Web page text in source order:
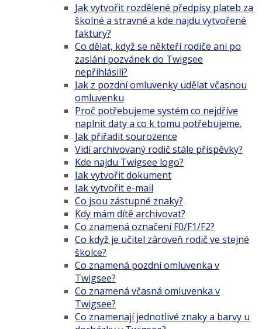
Jak vytvořit rozdělené předpisy plateb za
školné a stravné a kde najdu vytvořené
faktury?
Co dělat, když se někteří rodiče ani po
zaslání pozvánek do Twigsee
nepřihlásili?
Jak z pozdní omluvenky udělat včasnou
omluvenku
Proč potřebujeme systém co nejdříve
naplnit daty a co k tomu potřebujeme.
Jak přiřadit sourozence
Vidí archivovaný rodič stále příspěvky?
Kde najdu Twigsee logo?
Jak vytvořit dokument
Jak vytvořit e-mail
Co jsou zástupné znaky?
Kdy mám dítě archivovat?
Co znamená označení F0/F1/F2?
Co když je učitel zároveň rodič ve stejné
školce?
Co znamená pozdní omluvenka v
Twigsee?
Co znamená včasná omluvenka v
Twigsee?
Co znamenají jednotlivé znaky a barvy u